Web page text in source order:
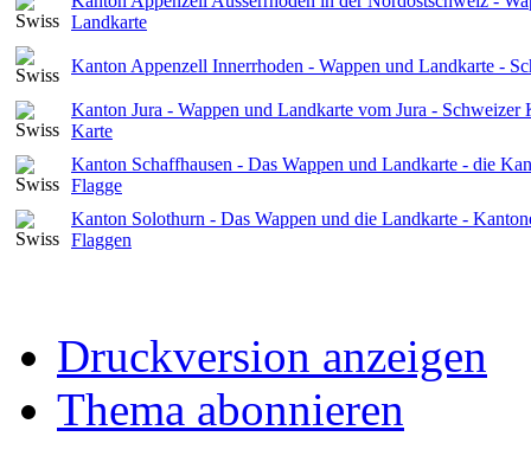
Landkarte
Kanton Appenzell Innerrhoden - Wappen und Landkarte -
Kanton Jura - Wappen und Landkarte vom Jura - Schweizer
Karte
Kanton Schaffhausen - Das Wappen und Landkarte - die
Flagge
Kanton Solothurn - Das Wappen und die Landkarte -
Flaggen
Druckversion anzeigen
Thema abonnieren